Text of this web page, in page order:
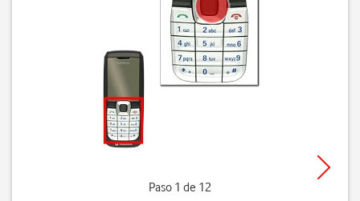
Paso 1 de 12